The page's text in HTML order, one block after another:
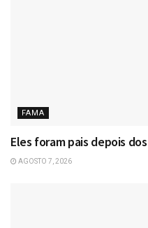
FAMA
Eles foram pais depois
AGOSTO 7, 2026